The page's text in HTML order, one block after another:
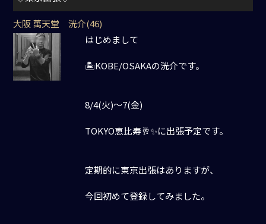
大阪 萬天堂 洸介(46)
はじめまして
🏝️KOBE/OSAKAの洸介です。
8/4(火)〜7(金)
TOKYO恵比寿🥂✨に出張予定です。
定期的に東京出張はありますが、
今回初めて登録してみました。